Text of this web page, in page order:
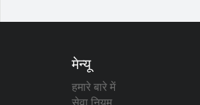
मेन्यू
हमारे बारे में